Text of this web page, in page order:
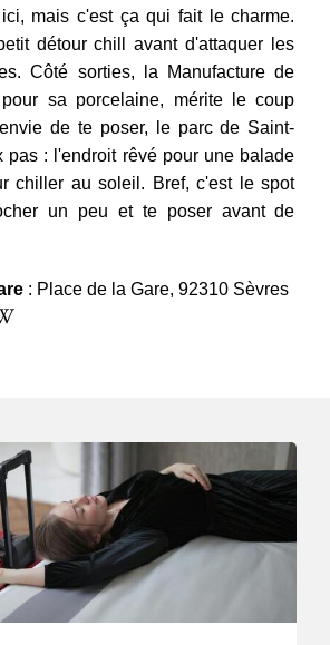
mais c'est ça qui fait le charme.
détour chill avant d'attaquer les
Côté sorties, la Manufacture de
sa porcelaine, mérite le coup
de te poser, le parc de Saint-
pas : l'endroit rêvé pour une balade
chiller au soleil. Bref, c'est le spot
un peu et te poser avant de
: Place de la Gare, 92310 Sèvres